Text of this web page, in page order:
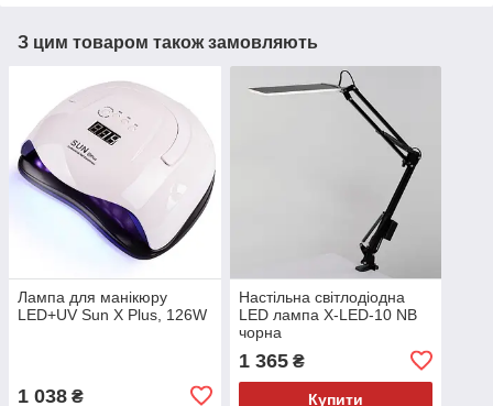
З цим товаром також замовляють
Лампа для манікюру
LED+UV Sun X Plus, 126W
1 038 ₴
Настільна світлодіодна
LED лампа X-LED-10 NB
чорна
1 365₴
Купити